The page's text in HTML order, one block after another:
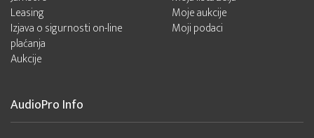
Leasing
Izjava o sigurnosti on-line
plaćanja
Aukcije
Moje aukcije
Moji podaci
AudioPro Info